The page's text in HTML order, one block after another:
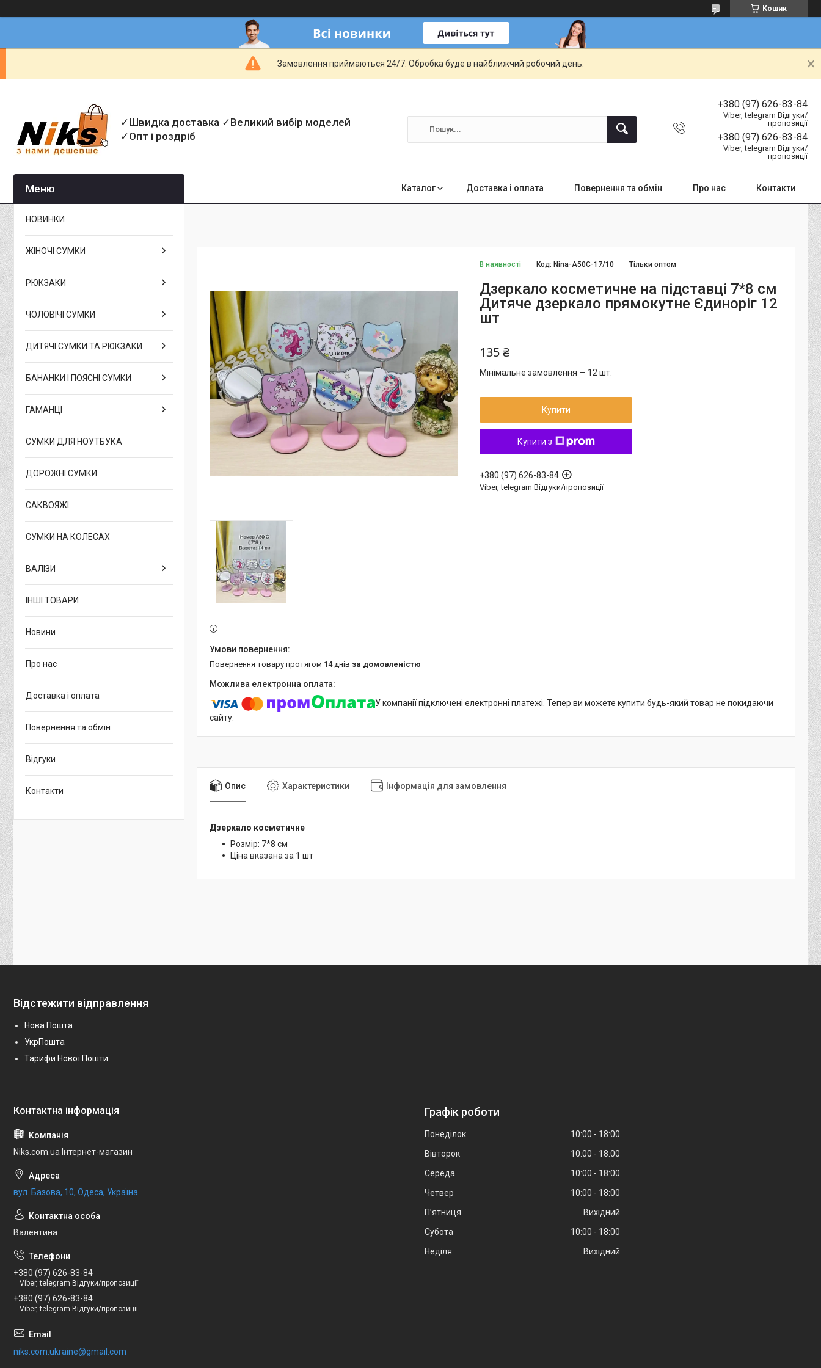
Кошик
Замовлення приймаються 24/7. Обробка буде в найближчий робочий день.
✓Швидка доставка ✓Великий вибір моделей
✓Опт і роздріб
+380 (97) 626-83-84
Viber, telegram Відгуки/
пропозиції
+380 (97) 626-83-84
Viber, telegram Відгуки/
пропозиції
Каталог Доставка і оплата Повернення та обмін Про нас Контакти
В наявності Тільки оптом
Код:Nina-A50C-17/10
Дзеркало косметичне на підставці 7*8 см
Дитяче дзеркало прямокутне Єдиноріг 12
шт
135 ₴
Мінімальне замовлення — 12 шт.
Купити
Купити з
+380 (97) 626-83-84
Viber, telegram Відгуки/пропозиції
повернення товару протягом 14 днів за домовленістю
У компанії підключені електронні платежі. Тепер ви можете купити будь-який товар не покидаючи
сайту.
Опис Характеристики Інформація для замовлення
Дзеркало косметичне
Розмір: 7*8 см
Ціна вказана за 1 шт
НОВИНКИ
ЖІНОЧІ СУМКИ
РЮКЗАКИ
ЧОЛОВІЧІ СУМКИ
ДИТЯЧІ СУМКИ ТА РЮКЗАКИ
БАНАНКИ І ПОЯСНІ СУМКИ
ГАМАНЦІ
СУМКИ ДЛЯ НОУТБУКА
ДОРОЖНІ СУМКИ
САКВОЯЖІ
СУМКИ НА КОЛЕСАХ
ВАЛІЗИ
ІНШІ ТОВАРИ
Новини
Про нас
Доставка і оплата
Повернення та обмін
Відгуки
Контакти
Відстежити відправлення
Нова Пошта
УкрПошта
Тарифи Нової Пошти
Niks.com.ua Інтернет-магазин
вул. Базова, 10, Одеса, Україна
Валентина
+380 (97) 626-83-84
Viber, telegram Відгуки/пропозиції
+380 (97) 626-83-84
Viber, telegram Відгуки/пропозиції
niks.com.ukraine@gmail.com
Графік роботи
Понеділок 10:00
18:00
Вівторок
10:00
18:00
Середа
10:00
18:00
Четвер
10:00
18:00
Пʼятниця
Вихідний
Субота
10:00
18:00
Неділя
Вихідний